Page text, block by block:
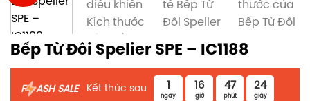
Bếp Từ Đôi Spelier SPE – IC1188
F ASH SALE Kết thúc sau 1
ngày
16
giờ
47
phút
23
giây